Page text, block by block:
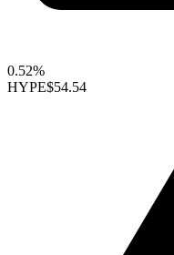
0.52%
HYPE$54.54